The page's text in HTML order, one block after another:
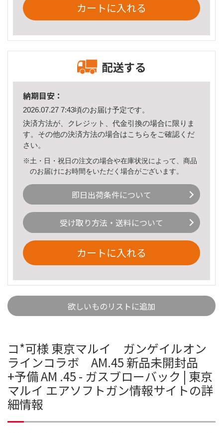
カートに入れる
配送する
納期目安：
2026.07.27 7:43頃のお届け予定です。
決済方法が、クレジット、代金引換の場合に限りま
す。その他の決済方法の場合はこちら をご確認くだ
さい。
※土・日・祝日の注文の場合や在庫状況によって、商品
のお届けにお時間をいただく場合がございます。
即日出荷条件について
受け取り方法・送料について
カートに入れる
欲しいものリストに追加
コ*可様 東京マルイ ガンゲイルオン
ラインコラボ AM.45 新品未開封品
+予備 AM .45 - ガスブローバック | 東京
マルイ エアソフトガン情報サイトの詳
細情報